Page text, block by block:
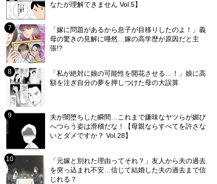
なたが理解できません Vol.5】
「嫁に問題があるから息子が目移りしたのよ！」義
母の驚きの見解に唖然…嫁の高学歴が原因だと主
張!?
「私が絶対に娘の可能性を開花させる…！」娘に高
額を注ぎ自分の夢を押しつけた母の大誤算
夫が闇堕ちした瞬間…これまで嫌味なヤツらが媚び
へつらう姿は滑稽だな！【母親ならすべてを許さな
いとダメですか？ Vol.28】
「元嫁と別れた理由ってそれ？」友人から夫の過去
を突っ込まれ不安…信じて結婚した夫の過去まで信
じれる？